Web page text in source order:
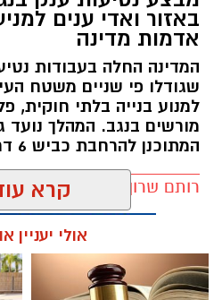
קרדיט: משטרת ישראל
החל מיום שישי ולאורך כל
כרמית להתמודד עם
ולהאזין לצרורות ירי
באזור ואדי ענים
אדמות מדינה
המדינה החלה בעבודות
שגודלו פי שניים משטח
למנוע בנייה בלתי חוקית,
מורשים בנגב. המהלך נועד
המתוכנן להרחבת כביש 6 דרומה.
רותם שרון / 11:32 08.08.26 קרא
אולי יעניין